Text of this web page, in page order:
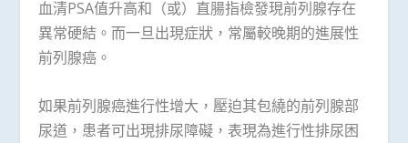
血清PSA值升高和（或）直腸指檢發現前列腺存在
異常硬結。而一旦出現症狀，常屬較晚期的進展性
前列腺癌。
如果前列腺癌進行性增大，壓迫其包繞的前列腺部
尿道，患者可出現排尿障礙，表現為進行性排尿困